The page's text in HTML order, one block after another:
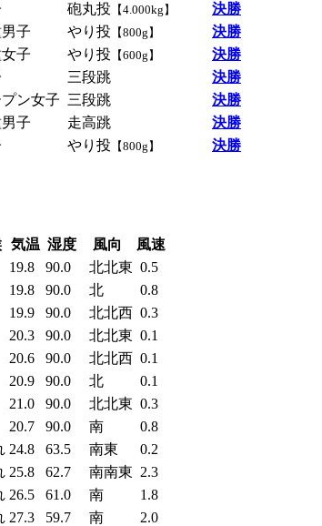
砲丸投 【4.000kg】
決勝
子 やり投 【800g】
決勝
子 やり投 【600g】
決勝
三段跳
決勝
ン女子 三段跳
決勝
子 走高跳
決勝
やり投 【800g】 決勝
気温 湿度 風向
風速
19.8 90.0 北北東 0.5
19.8 90.0 北
0.8
19.9 90.0 北北西 0.3
20.3 90.0 北北東 0.1
20.6 90.0 北北西 0.1
20.9 90.0 北
0.1
21.0 90.0 北北東 0.3
20.7 90.0 南
0.8
24.8 63.5 南東
0.2
25.8 62.7 南南東 2.3
26.5 61.0 南
1.8
27.3 59.7 南
2.0